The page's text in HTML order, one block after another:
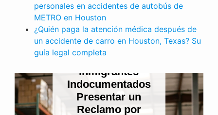
personales en accidentes de autobús de
METRO en Houston
¿Quién paga la atención médica después de
un accidente de carro en Houston, Texas? Su
guía legal completa
LESIONES PERSONALES
¿Pueden los
Inmigrantes
Indocumentados
Presentar un
Reclamo por